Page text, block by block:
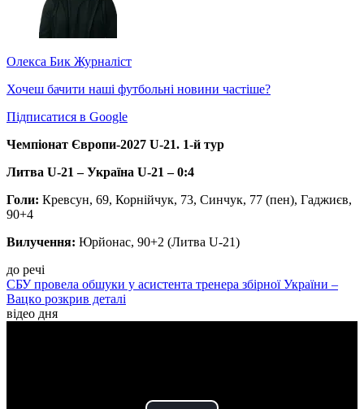
Олекса Бик Журналіст
Хочеш бачити наші футбольні новини частіше?
Підписатися в Google
Чемпіонат Європи-2027 U-21. 1-й тур
Литва U-21 – Україна U-21 – 0:4
Голи: Кревсун, 69, Корнійчук, 73, Синчук, 77 (пен), Гаджиєв,
90+4
Вилучення: Юрйонас, 90+2 (Литва U-21)
до речі
СБУ провела обшуки у асистента тренера збірної України –
Вацкo розкрив деталі
відео дня